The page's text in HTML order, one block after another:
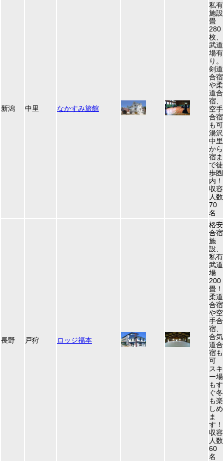
新潟 中里 なかすみ旅館
私有
施設
畳
280
枚、
武道
場有
り。
剣道
合宿
や柔
道合
宿、
空手
合宿
も可
湯沢
中里
から
宿ま
で徒
歩圏
内！
収容
人数
70
名
長野 戸狩 ロッジ福本
格安
合宿
施
設、
私有
武道
場
200
畳！
柔道
合宿
や空
手合
宿、
合気
道合
宿も
可
スキ
ー場
もす
ぐ冬
も楽
しめ
ま
す！
収容
人数
60
名